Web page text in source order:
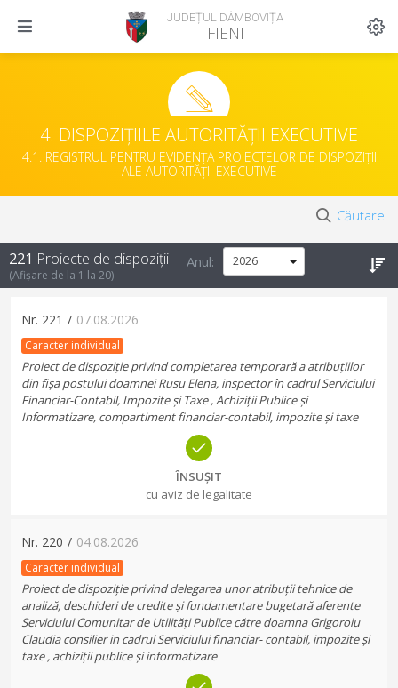
JUDEȚUL DÂMBOVIȚA
FIENI
4. DISPOZIȚIILE AUTORITĂȚII EXECUTIVE
4.1. REGISTRUL PENTRU EVIDENȚA PROIECTELOR DE DISPOZIȚII
ALE AUTORITĂȚII EXECUTIVE
Căutare
221 Proiecte de dispoziții
(Afișare de la 1 la 20)
Anul:
Nr. 221 / 07.08.2026
Caracter individual
Proiect de dispoziție privind completarea temporară a atribuțiilor
din fișa postului doamnei Rusu Elena, inspector în cadrul Serviciului
Financiar-Contabil, Impozite și Taxe , Achiziții Publice și
Informatizare, compartiment financiar-contabil, impozite și taxe
ÎNSUȘIT
cu aviz de legalitate
Nr. 220 / 04.08.2026
Caracter individual
Proiect de dispoziție privind delegarea unor atribuții tehnice de
analiză, deschideri de credite și fundamentare bugetară aferente
Serviciului Comunitar de Utilități Publice către doamna Grigoroiu
Claudia consilier in cadrul Serviciului financiar- contabil, impozite și
taxe , achiziții publice și informatizare